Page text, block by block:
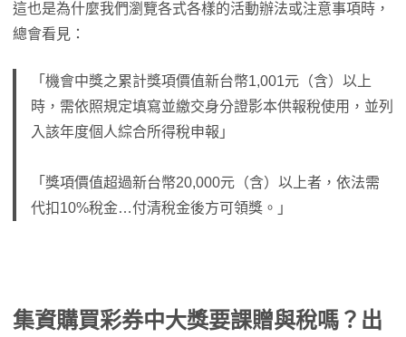
這也是為什麼我們瀏覽各式各樣的活動辦法或注意事項時，
總會看見：
「機會中獎之累計獎項價值新台幣1,001元（含）以上
時，需依照規定填寫並繳交身分證影本供報稅使用，並列
入該年度個人綜合所得稅申報」
「獎項價值超過新台幣20,000元（含）以上者，依法需
代扣10%稅金…付清稅金後方可領獎。」
集資購買彩券中大獎要課贈與稅嗎？出